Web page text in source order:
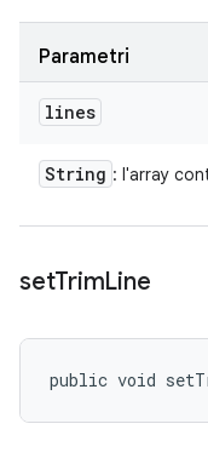
Parametri
lines
String : l'array
setTrimLine
public void